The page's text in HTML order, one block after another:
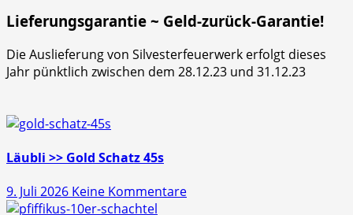
Lieferungsgarantie ~ Geld-zurück-Garantie!
Die Auslieferung von Silvesterfeuerwerk erfolgt dieses
Jahr pünktlich zwischen dem 28.12.23 und 31.12.23
Läubli >> Gold Schatz 45s
9. Juli 2026 Keine Kommentarezu